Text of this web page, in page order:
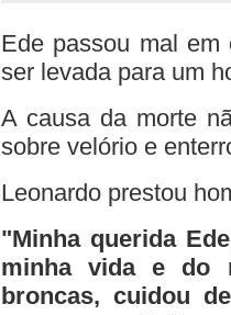
Ede passou mal
ser levada para um
A causa da morte
sobre velório e
Leonardo prestou
"Minha querida
minha vida e do
broncas, cuidou